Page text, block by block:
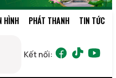
HÌNH PHÁT THANH TIN TỨC
Kết nối: